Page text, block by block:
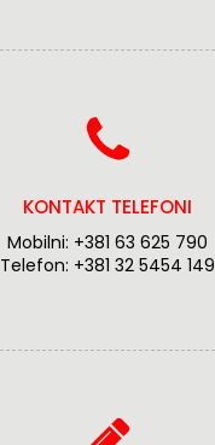
KONTAKT TELEFONI
Mobilni: +381 63 625 790
Telefon: +381 32 5454 149